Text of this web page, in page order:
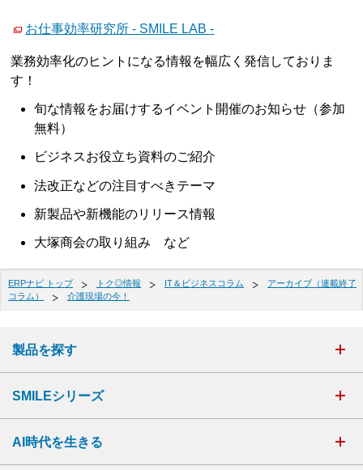
お仕事効率研究所 - SMILE LAB -
業務効率化のヒントになる情報を幅広く発信しておりま
す！
旬な情報をお届けするイベント開催のお知らせ（参加
無料）
ビジネスお役立ち資料のご紹介
法改正などの注目すべきテーマ
新製品や新機能のリリース情報
大塚商会の取り組み など
ERPナビ トップ トク◎情報 IT＆ビジネスコラム
アーカイブ（連載終了
コラム）
介護現場の今！
製品を探す
SMILEシリーズ
AI時代を生きる